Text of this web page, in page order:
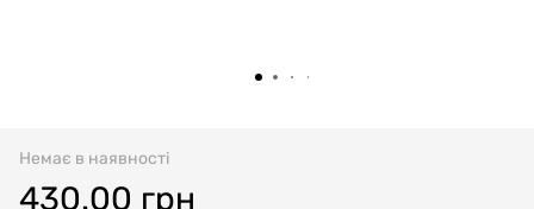
Немає в наявності
430.00 грн